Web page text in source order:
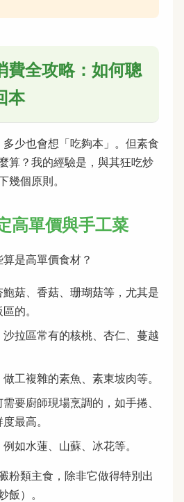
費全攻略：如何聰
本
少也會想「吃夠本」。但素食
算？我的經驗是，與其狂吃炒
幾個原則。
高單價與手工菜
是高單價食材？
鮑菇、香菇、珊瑚菇等，尤其是
的。
沙拉區常有的核桃、杏仁、蔓越
做工複雜的素魚、素東坡肉等。
需要廚師現場烹調的，如手捲、
最高。
例如水蓮、山蘇、冰花等。
粉類主食，除非它做得特別出
飯）。